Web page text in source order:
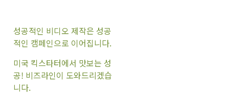
성공적인 비디오 제작은 성공
적인 캠페인으로 이어집니다.
미국 킥스타터에서 맛보는 성
공! 비즈라인이 도와드리겠습
니다.